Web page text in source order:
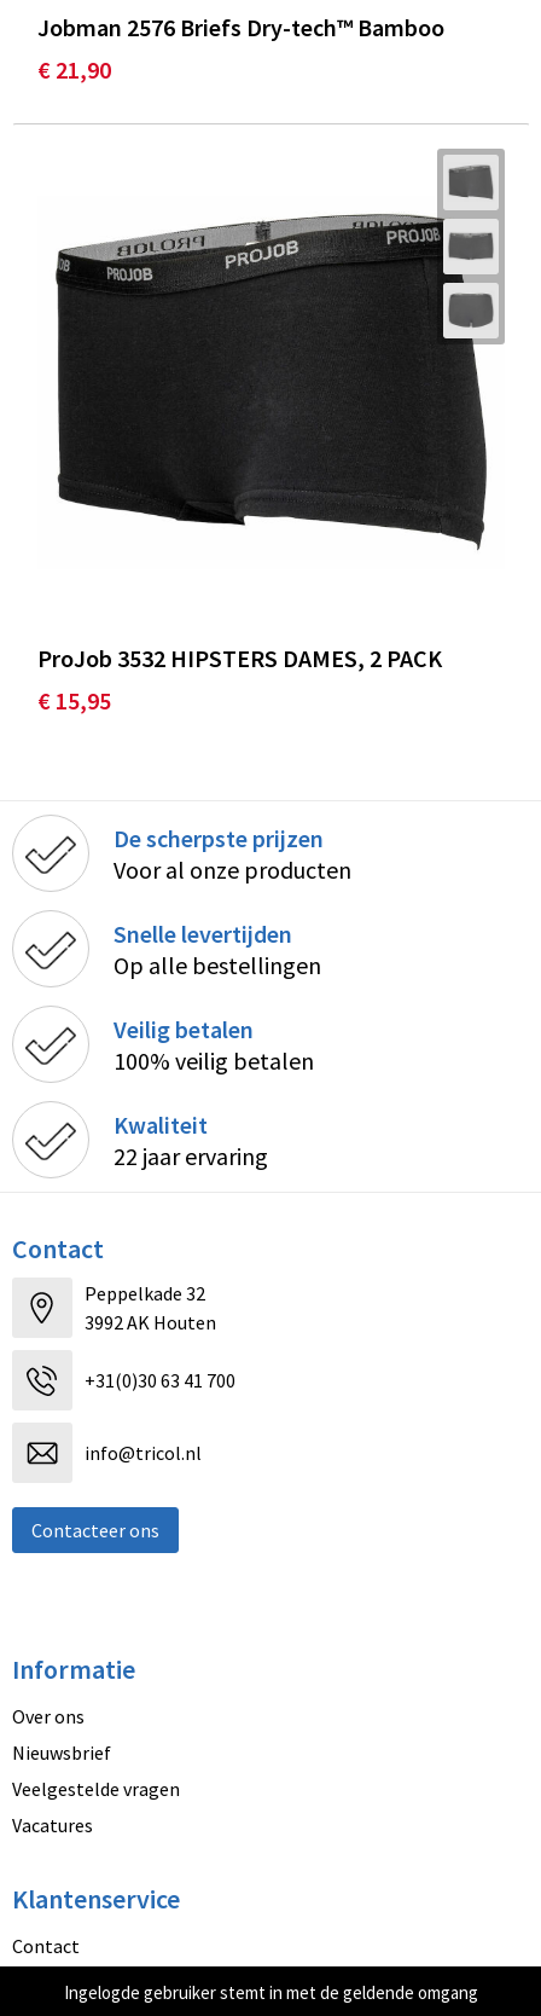
Jobman 2576 Briefs Dry-tech™ Bamboo
€ 21,90
ProJob 3532 HIPSTERS DAMES, 2 PACK
€ 15,95
De scherpste prijzen
Voor al onze producten
Snelle levertijden
Op alle bestellingen
Veilig betalen
100% veilig betalen
Kwaliteit
22 jaar ervaring
Contact
Peppelkade 32
3992 AK Houten
+31(0)30 63 41 700
info@tricol.nl
Contacteer ons
Informatie
Over ons
Nieuwsbrief
Veelgestelde vragen
Vacatures
Klantenservice
Contact
Betaalmethoden
Ingelogde gebruiker stemt in met de geldende omgang